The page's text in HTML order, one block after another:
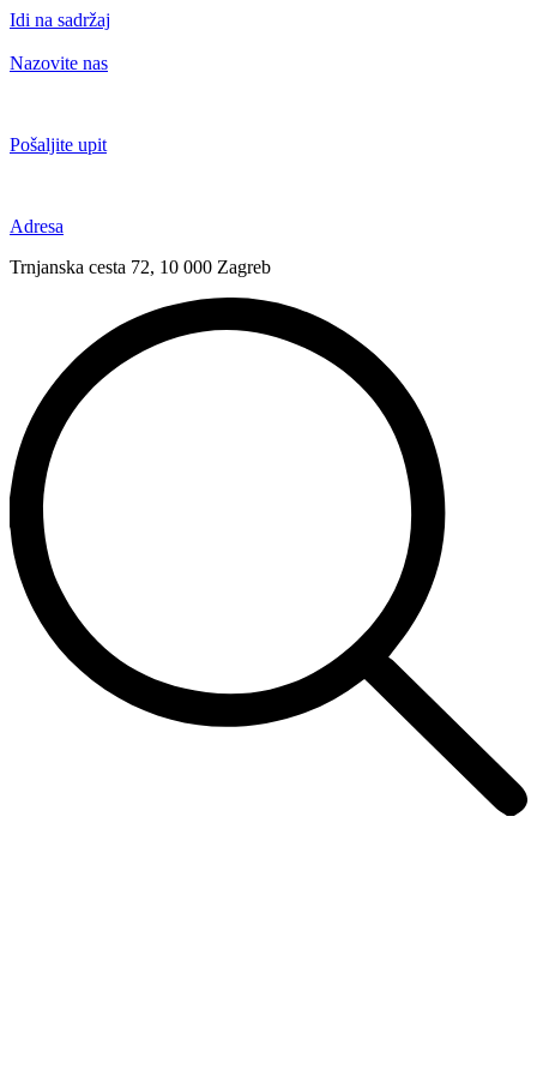
Idi na sadržaj
Nazovite nas
Pošaljite upit
Adresa
Trnjanska cesta 72, 10 000 Zagreb